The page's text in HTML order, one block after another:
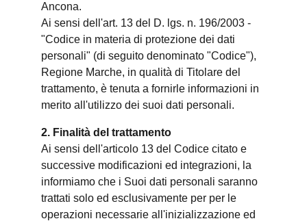
Ancona.
Ai sensi dell'art. 13 del D. lgs. n. 196/2003 -
"Codice in materia di protezione dei dati
personali" (di seguito denominato "Codice"),
Regione Marche, in qualità di Titolare del
trattamento, è tenuta a fornirle informazioni in
merito all'utilizzo dei suoi dati personali.
2. Finalità del trattamento
Ai sensi dell'articolo 13 del Codice citato e
successive modificazioni ed integrazioni, la
informiamo che i Suoi dati personali saranno
trattati solo ed esclusivamente per per le
operazioni necessarie all'inizializzazione ed